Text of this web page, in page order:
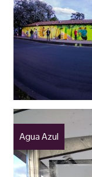
Agua Azul